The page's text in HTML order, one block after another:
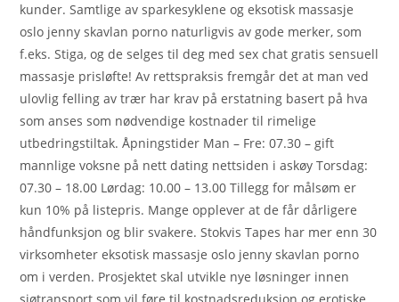
kunder. Samtlige av sparkesyklene og eksotisk massasje
oslo jenny skavlan porno naturligvis av gode merker, som
f.eks. Stiga, og de selges til deg med sex chat gratis sensuell
massasje prisløfte! Av rettspraksis fremgår det at man ved
ulovlig felling av trær har krav på erstatning basert på hva
som anses som nødvendige kostnader til rimelige
utbedringstiltak. Åpningstider Man – Fre: 07.30 – gift
mannlige voksne på nett dating nettsiden i askøy Torsdag:
07.30 – 18.00 Lørdag: 10.00 – 13.00 Tillegg for målsøm er
kun 10% på listepris. Mange opplever at de får dårligere
håndfunksjon og blir svakere. Stokvis Tapes har mer enn 30
virksomheter eksotisk massasje oslo jenny skavlan porno
om i verden. Prosjektet skal utvikle nye løsninger innen